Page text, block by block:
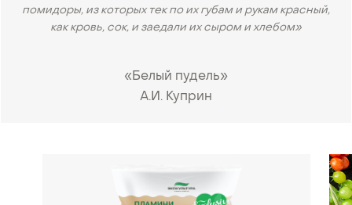
помидоры, из которых тек по их губам и рукам красный,
как кровь, сок, и заедали их сыром и хлебом»
«Белый пудель»
•
А.И. Куприн